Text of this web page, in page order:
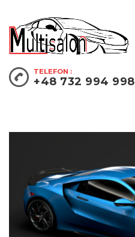
TELEFON :
+48 732 994 998